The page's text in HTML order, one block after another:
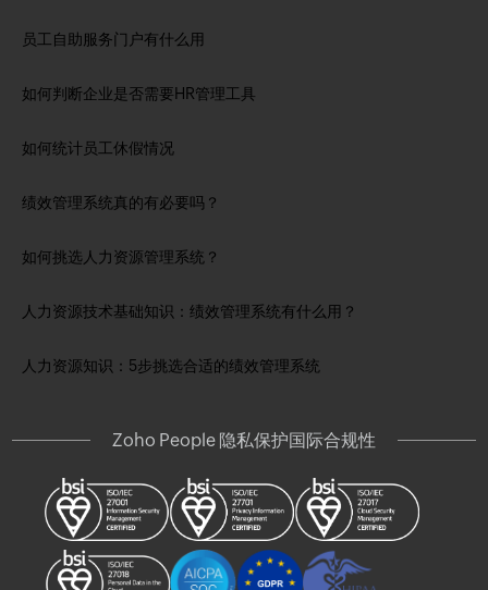
员工自助服务门户有什么用
如何判断企业是否需要HR管理工具
如何统计员工休假情况
绩效管理系统真的有必要吗？
如何挑选人力资源管理系统？
人力资源技术基础知识：绩效管理系统有什么用？
人力资源知识：5步挑选合适的绩效管理系统
Zoho People 隐私保护国际合规性